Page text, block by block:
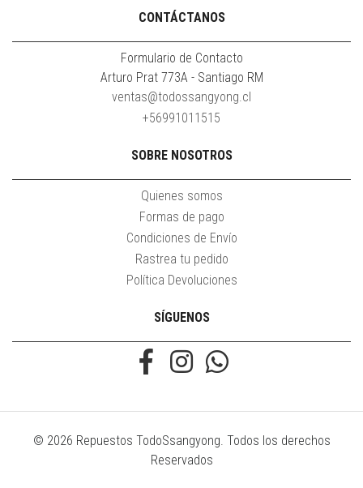
CONTÁCTANOS
Formulario de Contacto
Arturo Prat 773A - Santiago RM
ventas@todossangyong.cl
+56991011515
SOBRE NOSOTROS
Quienes somos
Formas de pago
Condiciones de Envío
Rastrea tu pedido
Política Devoluciones
SÍGUENOS
© 2026 Repuestos TodoSsangyong. Todos los derechos
Reservados